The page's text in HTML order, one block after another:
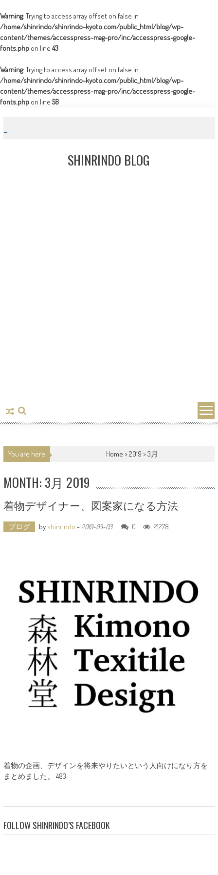
Warning: Trying to access array offset on false in
/home/shinrindo/shinrindo-kyoto.com/public_html/blog/wp-
content/themes/accesspress-mag-pro/inc/accesspress-google-
fonts.php on line 43
Warning: Trying to access array offset on false in
/home/shinrindo/shinrindo-kyoto.com/public_html/blog/wp-
content/themes/accesspress-mag-pro/inc/accesspress-google-
fonts.php on line 58
content
SHINRINDO BLOG
You are here Home >2019 >3月
MONTH: 3月 2019
着物デザイナー、図案家になる方法
ブログ by shinrindo - 2019-03-03 0 21278
着物の企画、デザインを将来やりたいという人向けになり方を
まとめました。 483
FOLLOW SHINRINDO’S FACEBOOK